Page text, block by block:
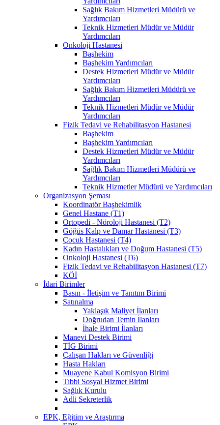
Sağlık Bakım Hizmetleri Müdürü ve
Yardımcıları
Teknik Hizmetleri Müdür ve Müdür
Yardımcıları
Onkoloji Hastanesi
Başhekim
Başhekim Yardımcıları
Destek Hizmetleri Müdür ve Müdür
Yardımcıları
Sağlık Bakım Hizmetleri Müdürü ve
Yardımcıları
Teknik Hizmetleri Müdür ve Müdür
Yardımcıları
Fizik Tedavi ve Rehabilitasyon Hastanesi
Başhekim
Başhekim Yardımcıları
Destek Hizmetleri Müdür ve Müdür
Yardımcıları
Sağlık Bakım Hizmetleri Müdürü ve
Yardımcıları
Teknik Hizmetler Müdürü ve Yardımcıları
Organizasyon Şeması
Koordinatör Başhekimlik
Genel Hastane (T1)
Ortopedi - Nöroloji Hastanesi (T2)
Göğüs Kalp ve Damar Hastanesi (T3)
Çocuk Hastanesi (T4)
Kadın Hastalıkları ve Doğum Hastanesi (T5)
Onkoloji Hastanesi (T6)
Fizik Tedavi ve Rehabilitasyon Hastanesi (T7)
KÖİ
İdari Birimler
Basın - İletişim ve Tanıtım Birimi
Satınalma
Yaklaşık Maliyet İlanları
Doğrudan Temin İlanları
İhale Birimi İlanları
Manevi Destek Birimi
TİG Birimi
Çalışan Hakları ve Güvenliği
Hasta Hakları
Muayene Kabul Komisyon Birimi
Tıbbi Sosyal Hizmet Birimi
Sağlık Kurulu
Adli Sekreterlik
EPK, Eğitim ve Araştırma